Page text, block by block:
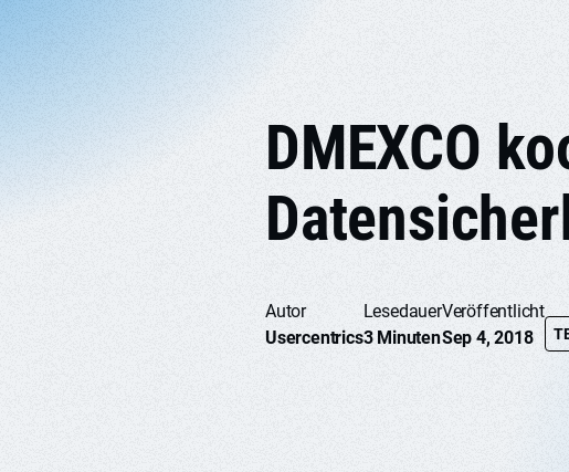
DMEXCO
Autor
Usercentrics
Lesedauer
3 Minuten
Veröffentlicht
Sep 4, 2018